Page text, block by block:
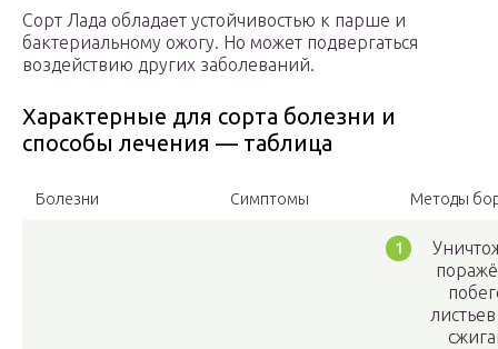
Сорт Лада обладает устойчивостью к парше и
бактериальному ожогу. Но может подвергаться
воздействию других заболеваний.
Характерные для сорта болезни и
способы лечения — таблица
Болезни Симптомы Методы